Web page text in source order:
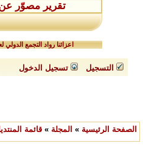
تقرير مصوّر عن
اعزائنا رواد التجمع
التسجيل تسجيل الدخول
الصفحة الرئيسية » المجلة » قائمة